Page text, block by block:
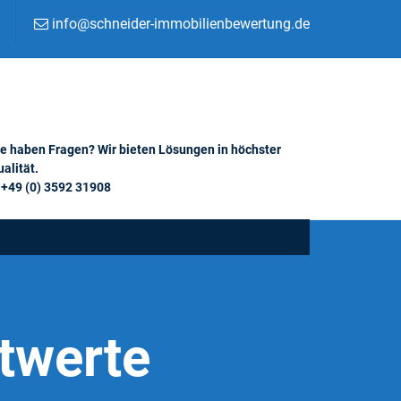
info@schneider-immobilienbewertung.de
haben Fragen? Wir bieten Lösungen in höchster
(0) 3592 31908